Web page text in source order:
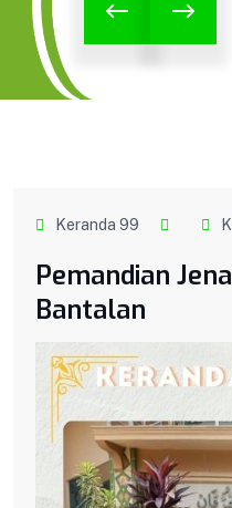
Keranda 99
Pemandian
Bantalan